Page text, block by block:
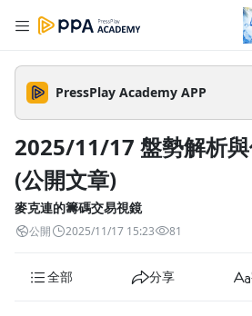
註冊領取 上千元優
公告
🌞 PPA 避暑津貼．冷氣房升級
🥵 酷暑限時快閃｜單筆滿
2% 點數回饋！🚀 酷暑來襲．偷偷
進修 限時開跑】◾單筆滿
即日起 - 8/13（只有一週）-📣 酷暑
無上限🔥購買任一課程 or 訂閱✅ 消
$5,000 回饋 2% 點數🎁 此為 PPA 官
入好友👉 享有「渠道專屬活動」及「
5 天前
PressPlay Academy APP
2025/11/17 盤勢解析
(公開文章)
麥克連的籌碼交易視鏡
公開 2025/11/17 15:23 81
全部 分享
--:--
2.0x
追蹤列表
清除全部